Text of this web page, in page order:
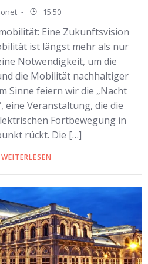
- 15:50
Eine Zukunftsvision
ist längst mehr als nur
Notwendigkeit, um die
die Mobilität nachhaltiger
Sinne feiern wir die „Nacht
eine Veranstaltung, die die
Fortbewegung in
rückt. Die […]
WEITERLESEN